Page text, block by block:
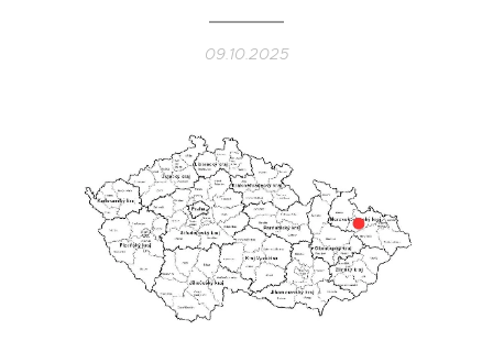
09.10.2025